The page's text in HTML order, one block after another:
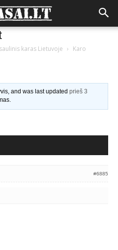
karas Lietuvoje › Karo
and was last updatedprieš 3
.
#6885